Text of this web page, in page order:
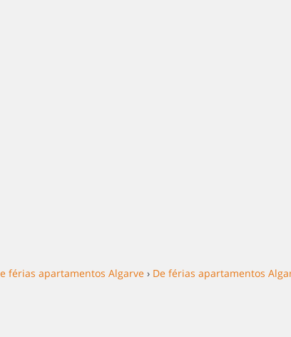
férias apartamentos Algarve › De férias apartamentos